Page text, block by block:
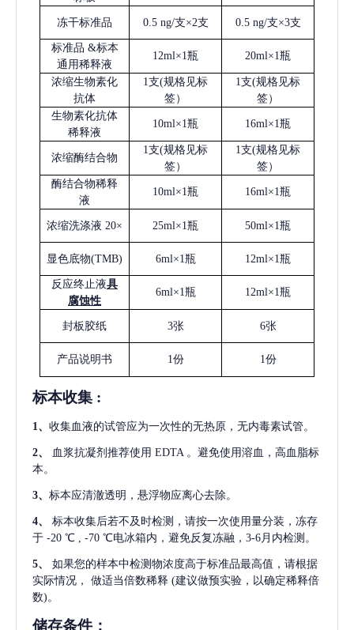
冻干标准品 0.5 ng/支×2支 0.5 ng/支×3支
标准品 &标本
通用稀释液
12ml×1瓶 20ml×1瓶
浓缩生物素化
抗体
1支(规格见标
签）
1支(规格见标
签）
生物素化抗体
稀释液
10ml×1瓶 16ml×1瓶
浓缩酶结合物
1支(规格见标
签）
1支(规格见标
签）
酶结合物稀释
液
10ml×1瓶 16ml×1瓶
浓缩洗涤液 20× 25ml×1瓶 50ml×1瓶
显色底物(TMB) 6ml×1瓶 12ml×1瓶
反应终止液具
腐蚀性
6ml×1瓶 12ml×1瓶
封板胶纸 3张 6张
产品说明书 1份 1份
标本收集 :
1 、 收集血液的试管应为一次性的无热原，无内毒素试管。
2、 血浆抗凝剂推荐使用 EDTA 。避免使用溶血，高血脂标
本。
3、 标本应清澈透明，悬浮物应离心去除。
4、
标本收集后若不及时检测，请按一次使用量分装，冻存
于 -20 ℃ , -70 ℃电冰箱内，避免反复冻融，3-6月内检测。
5、
如果您的样本中检测物浓度高于标准品最高值，请根据
实际情况，
做适当倍数稀释 (建议做预实验，以确定稀释倍
数)。
储存条件：